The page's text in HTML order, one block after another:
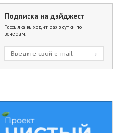
Подписка на дайджест
Рассылка выходит раз в сутки по
вечерам.